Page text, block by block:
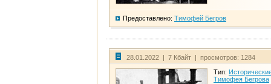
Предоставлено: Тимофей Бегров
28.01.2022 | 7 Кбайт | просмотров: 1284
Тип:
Тимофея Бегрова